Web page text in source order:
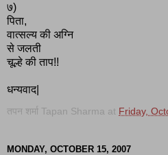
७)
पिता,
वात्सल्य की अग्नि
से जलती
चूल्हे की ताप!!
धन्यवाद|
तपन शर्मा Tapan Sharma at Friday,
MONDAY, OCTOBER 15, 2007